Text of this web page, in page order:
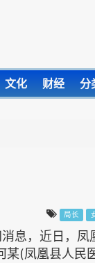
文化 财经 分
局长
息，近日，凤
某(凤凰县人民